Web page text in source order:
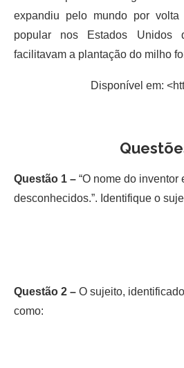
expandiu pelo mundo por
popular nos Estados Unidos
facilitavam a plantação do milho
Disponível em:
Questão 1 – “O nome do
desconhecidos.”. Identifique o
Questão 2 – O sujeito,
como: